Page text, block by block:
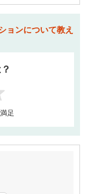
ョンについて教え
足